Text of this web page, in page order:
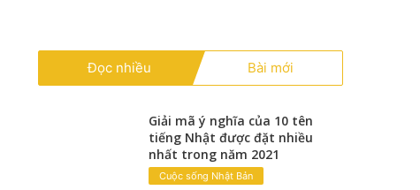
Đọc nhiều Bài mới
Giải mã ý nghĩa của 10 tên
tiếng Nhật được đặt nhiều
nhất trong năm 2021
Cuộc sống Nhật Bản